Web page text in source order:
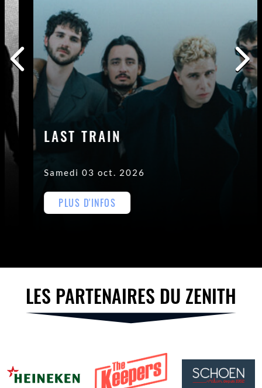
LAST TRAIN
Samedi 03 oct. 2026
PLUS D'INFOS
LES PARTENAIRES DU ZENITH